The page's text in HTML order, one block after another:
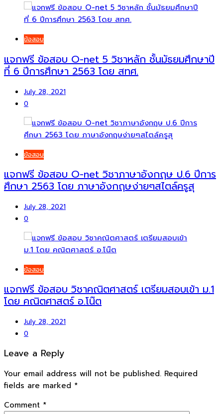
ข้อสอบ
แจกฟรี ข้อสอบ O-net 5 วิชาหลัก ชั้นมัธยมศึกษาปี
ที่ 6 ปีการศึกษา 2563 โดย สทศ.
July 28, 2021
0
ข้อสอบ
แจกฟรี ข้อสอบ O-net วิชาภาษาอังกฤษ ป.6 ปีการ
ศึกษา 2563 โดย ภาษาอังกฤษง่ายๆสไตล์ครูสุ
July 28, 2021
0
ข้อสอบ
แจกฟรี ข้อสอบ วิชาคณิตศาสตร์ เตรียมสอบเข้า ม.1
โดย คณิตศาสตร์ อ.โน๊ต
July 28, 2021
0
Leave a Reply
Your email address will not be published. Required
fields are marked *
Comment *